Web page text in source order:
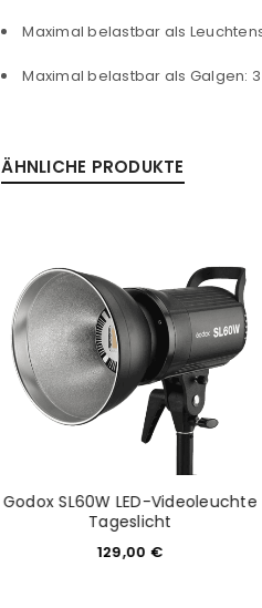
ANMELDEN
Maximal belastbar als
Maximal belastbar als Galgen:
ÄHNLICHE PRODUKTE
Godox SL60W LED-Videoleuchte
Tageslicht
129,00 €